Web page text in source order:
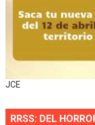
JCE
RRSS: DEL